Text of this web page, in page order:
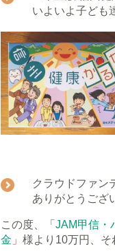
いよいよ子ども
クラウドファン
ありがとうござ
この度、「 JAM甲信・
金 」様より10万円、